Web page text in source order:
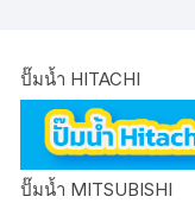
ปั๊มน้ำ HITACHI
ปั๊มน้ำ MITSUBISHI